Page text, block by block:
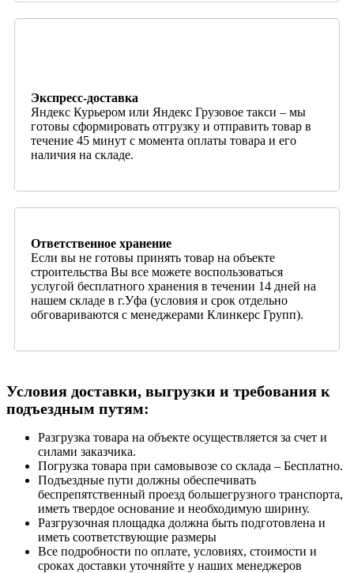
Экспресс-доставка
Яндекс Курьером или Яндекс Грузовое такси – мы
готовы сформировать отгрузку и отправить товар в
течение 45 минут с момента оплаты товара и его
наличия на складе.
Ответственное хранение
Если вы не готовы принять товар на объекте
строительства Вы все можете воспользоваться
услугой бесплатного хранения в течении 14 дней на
нашем складе в г.Уфа (условия и срок отдельно
обговариваются с менеджерами Клинкерс Групп).
Условия доставки, выгрузки и требования к
подъездным путям:
Разгрузка товара на объекте осуществляется за счет и
силами заказчика.
Погрузка товара при самовывозе со склада – Бесплатно.
Подъездные пути должны обеспечивать
беспрепятственный проезд большегрузного транспорта,
иметь твердое основание и необходимую ширину.
Разгрузочная площадка должна быть подготовлена и
иметь соответствующие размеры
Все подробности по оплате, условиях, стоимости и
сроках доставки уточняйте у наших менеджеров